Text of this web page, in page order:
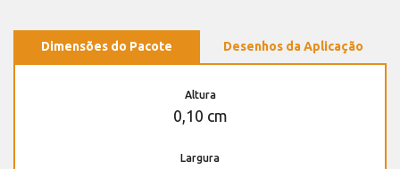
Dimensões do Pacote Desenhos da Aplicação
Altura
0,10 cm
Largura